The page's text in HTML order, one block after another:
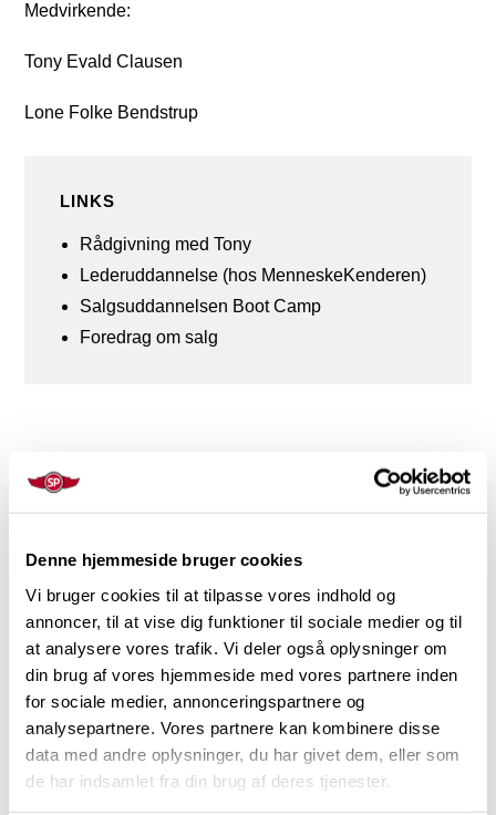
Denne hjemmeside bruger cookies
Vi bruger cookies til at tilpasse vores indhold og
annoncer, til at vise dig funktioner til sociale medier og til
at analysere vores trafik. Vi deler også oplysninger om
din brug af vores hjemmeside med vores partnere inden
for sociale medier, annonceringspartnere og
analysepartnere. Vores partnere kan kombinere disse
data med andre oplysninger, du har givet dem, eller som
de har indsamlet fra din brug af deres tjenester.
Medvirkende:
Tony Evald Clausen
Lone Folke Bendstrup
LINKS
Rådgivning med Tony
Lederuddannelse (hos MenneskeKenderen)
Salgsuddannelsen Boot Camp
Foredrag om salg
Måske kan du også lide